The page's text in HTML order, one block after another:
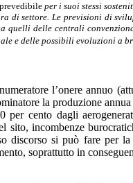
per i suoi stessi
di settore. Le previsioni di
delle centrali
e delle possibili evoluzioni a
l’onere annuo
la produzione annua
cento dagli
sito, incombenze
discorso si può fare per
soprattutto in